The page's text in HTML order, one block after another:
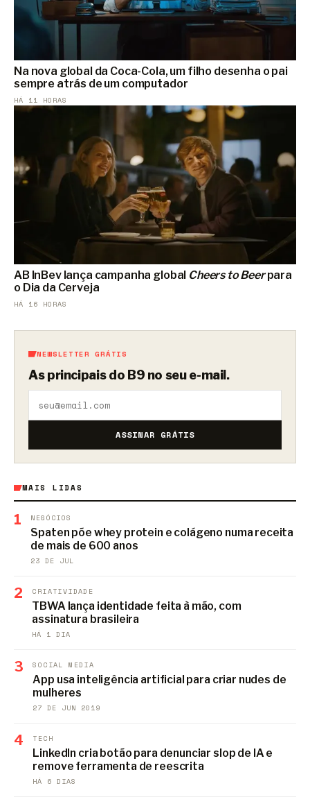
Na nova global da Coca-Cola, um filho desenha o pai
sempre atrás de um computador
HÁ 11 HORAS
AB InBev lança campanha global Cheers to Beerpara
o Dia da Cerveja
HÁ 16 HORAS
NEWSLETTER GRÁTIS
As principais do B9 no seu e-mail.
ASSINAR GRÁTIS
MAIS LIDAS
1 NEGÓCIOS
Spaten põe whey protein e colágeno numa receita
de mais de 600 anos
23 DE JUL
2 CRIATIVIDADE
TBWA lança identidade feita à mão, com
assinatura brasileira
HÁ 1 DIA
3 SOCIAL MEDIA
App usa inteligência artificial para criar nudes de
mulheres
27 DE JUN 2019
4 TECH
LinkedIn cria botão para denunciar slop de IA e
remove ferramenta de reescrita
HÁ 6 DIAS